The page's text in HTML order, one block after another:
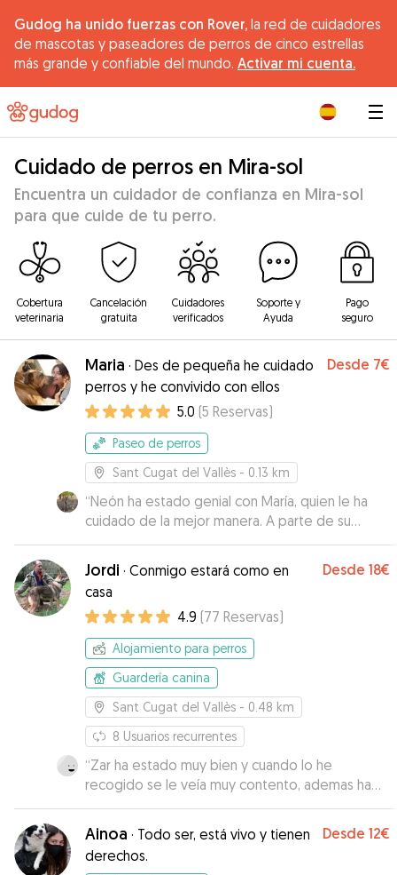
Gudog ha unido fuerzas con Rover, la red de cuidadores
de mascotas y paseadores de perros de cinco estrellas
más grande y confiable del mundo. Activar mi cuenta.
Cuidado de perros en Mira-sol
Encuentra un cuidador de confianza en Mira-sol
para que cuide de tu perro.
Cobertura
veterinaria
Cancelación
gratuita
Cuidadores
verificados
Soporte y
Ayuda
Pago
seguro
Maria · Des de pequeña he cuidado
perros y he convivido con ellos
Desde 7€
5.0 (5 Reservas)
Paseo de perros
Sant Cugat del Vallès - 0.13 km
“Neón ha estado genial con María, quien le ha
cuidado de la mejor manera. A parte de su
simpatía, me ha puesto facilidades para la
estancia de Neón y me iba enviando fotos y
explicando qué tal iba todo. Además, la casa es
amplia y está situada en una zona de montaña
muy tranquila. Sin duda repetiremos.
Jordi · Conmigo estará como en
casa
Desde 18€
4.9 (77 Reservas)
Alojamiento para perros
Guardería canina
Sant Cugat del Vallès - 0.48 km
8 Usuarios recurrentes
“Zar ha estado muy bien y cuando lo he
recogido se le veía muy contento, ademas ha
estado jugando con otros perros”
Ainoa · Todo ser, está vivo y tienen
derechos.
Desde 12€